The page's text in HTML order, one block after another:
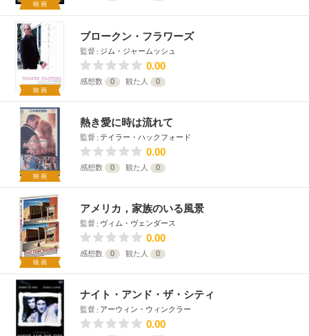
映画
映画
ブロークン・フラワーズ
監督 ジム・ジャームッシュ
0.00
感想数 0 観た人 0
映画
熱き愛に時は流れて
監督 テイラー・ハックフォード
0.00
感想数 0 観た人 0
映画
アメリカ，家族のいる風景
監督 ヴィム・ヴェンダース
0.00
感想数 0 観た人 0
ナイト・アンド・ザ・シティ
監督 アーウィン・ウィンクラー
0.00